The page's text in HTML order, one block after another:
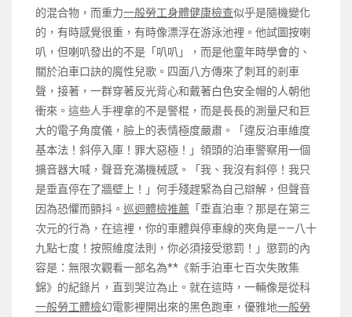
的混合物，而重力一般勞工身體健康檢查似乎是隨機變化
的，有時感覺很重，有時像漂浮在游泳池裡。他試圖按喇
叭，但喇叭發出的不是「叭叭」，而是他童年時學會的、
關於泊車口訣的魔性兒歌。四面八方傳來了刺耳的剎車
聲，接著，一群穿著反光背心和戴著白色安全帽的人朝他
衝來。這些人手裡拿的不是警棍，而是長長的測量尺和巨
大的電子角度儀，臉上的表情極度嚴肅。「違反泊車維度
基本法！斜停入庫！罪大惡極！」領頭的泊車警察用一個
擴音器大喊，聲音充滿機械感。「我、我沒有斜停！我只
是垂直停在了牆壁上！」何手殘趕緊為自己辯解，但聲音
因為恐懼而顫抖。 巡迴體檢推薦 「垂直泊車？那是在第三
次元的行為，在這裡，你的車體與停車線的夾角是——八十
九點七度！按照維度法則，你必須接受懲罰！」懲罰的內
容是：無限次觀看一部名為**《新手泊車七百次失敗集
錦》的紀錄片，直到哭泣為止。就在這時，一輛像是從科
一般勞工體檢幻電影裡開出來的黑色跑車，優雅地一般勞